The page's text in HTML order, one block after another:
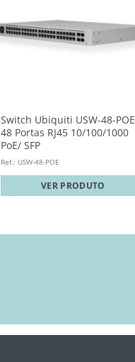
Switch Ubiquiti USW-48-POE
48 Portas RJ45 10/100/1000
PoE/ SFP
Ref.: USW-48-POE
VER PRODUTO